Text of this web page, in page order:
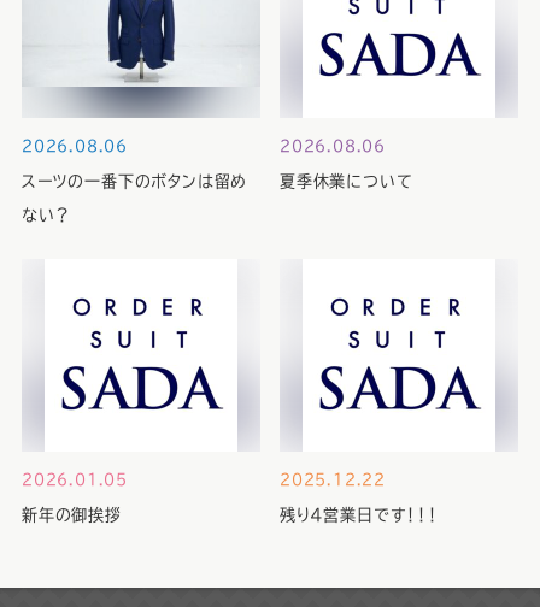
2026.08.06
スーツの一番下のボタンは留め
ない？
2026.08.06
夏季休業について
2026.01.05
新年の御挨拶
2025.12.22
残り４営業日です！！！